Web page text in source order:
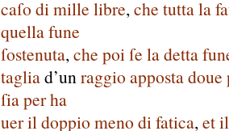
caſodi mille libre, che tuttala
quellafune
ſostenuta, che poi ſe ladetta
tagliad’un raggioappostadoue
ſiaperha
ueril doppiomenodi fatica, etil